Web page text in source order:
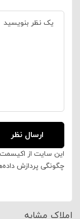
این سایت از
چگونگی پردازش
املاک مشابه